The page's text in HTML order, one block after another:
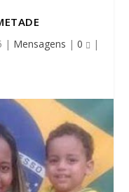
| Mensagens | 0 |